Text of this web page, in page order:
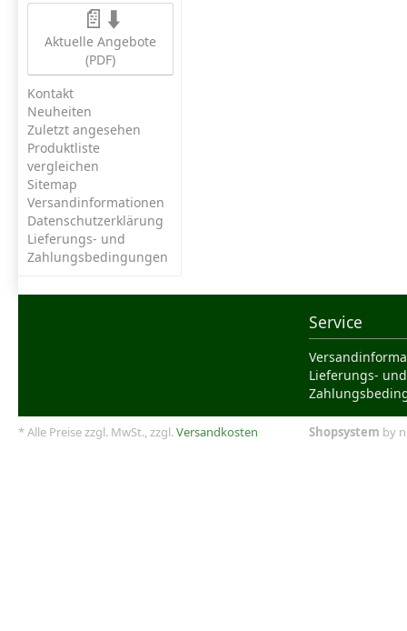
📄⬇️
Aktuelle Angebote
(PDF)
Kontakt
Neuheiten
Zuletzt angesehen
Produktliste
vergleichen
Sitemap
Versandinformationen
Datenschutzerklärung
Lieferungs- und
Zahlungsbedingungen
Service
Lieferungs- und
* Alle Preise zzgl. MwSt., zzgl.Versandkosten Shopsystem by